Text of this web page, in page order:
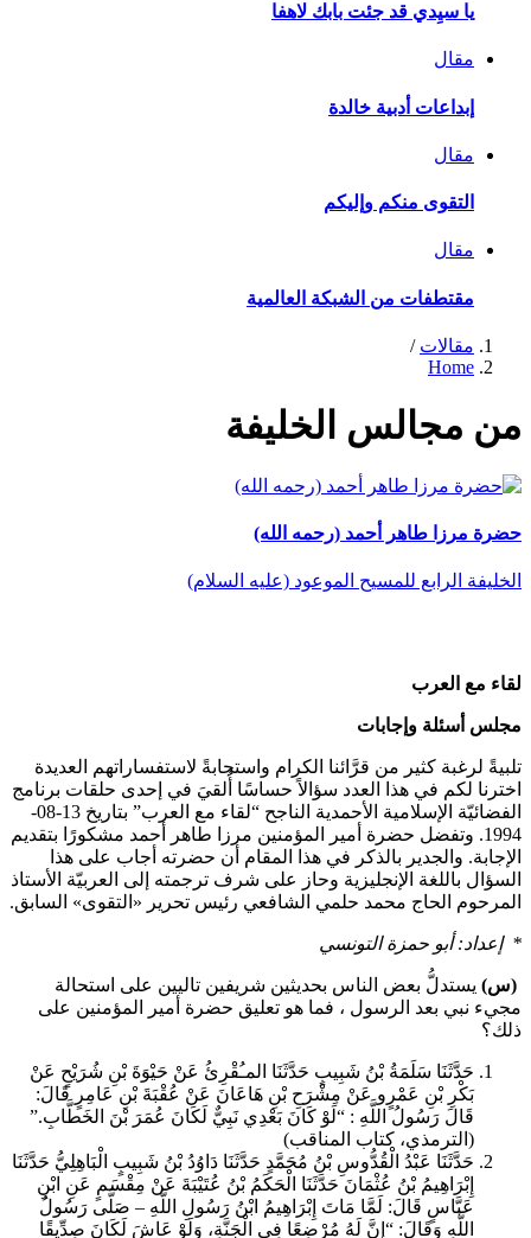
يا سيِدي قد جئت بابك لاهفا
مقال
إبداعات أدبية خالدة
مقال
التقوى منكم وإليكم
مقال
مقتطفات من الشبكة العالمية
مقالات /
Home
من مجالس الخليفة
حضرة مرزا طاهر أحمد (رحمه الله)
الخليفة الرابع للمسيح الموعود (عليه السلام)
لقاء مع العرب
مجلس أسئلة وإجابات
تلبيةً لرغبة كثير من قرَّائنا الكرام واستجابةً لاستفساراتهم العديدة
اخترنا لكم في هذا العدد سؤالاً حساسًا أُلقيَ في إحدى حلقات برنامج
الفضائيّة الإسلامية الأحمدية الناجح “لقاء مع العرب” بتاريخ 13-08-
1994. وتفضل حضرة أمير المؤمنين مرزا طاهر أحمد مشكورًا بتقديم
الإجابة. والجدير بالذكر في هذا المقام أن حضرته أجاب على هذا
السؤال باللغة الإنجليزية وحاز على شرف ترجمته إلى العربيّة الأستاذ
المرحوم الحاج محمد حلمي الشافعي رئيس تحرير «التقوى» السابق.
* إعداد: أبو حمزة التونسي
(س) يستدلُّ بعض الناس بحديثين شريفين تاليين على استحالة
مجيء نبي بعد الرسول ، فما هو تعليق حضرة أمير المؤمنين على
ذلك؟
حَدَّثَنَا سَلَمَةُ بْنُ شَبِيبٍ حَدَّثَنَا المـُقْرِئُ عَنْ حَيْوَةَ بْنِ شُرَيْحٍ عَنْ
بَكْرِ بْنِ عَمْرٍو عَنْ مِشْرَحِ بْنِ هَاعَانَ عَنْ عُقْبَةَ بْنِ عَامِرٍ قَالَ:
قَالَ رَسُولُ اللَّهِ : “لَوْ كَانَ بَعْدِي نَبِيٌّ لَكَانَ عُمَرَ بْنَ الخَطَّابِ.”
(الترمذي، كتاب المناقب)
حَدَّثَنَا عَبْدُ الْقُدُّوسِ بْنُ مُحَمَّدٍ حَدَّثَنَا دَاوُدُ بْنُ شَبِيبٍ الْبَاهِلِيُّ حَدَّثَنَا
إِبْرَاهِيمُ بْنُ عُثْمَانَ حَدَّثَنَا الْحَكَمُ بْنُ عُتَيْبَةَ عَنْ مِقْسَمٍ عَنِ ابْنِ
عَبَّاسٍ قَالَ: لَمَّا مَاتَ إِبْرَاهِيمُ ابْنُ رَسُولِ اللَّهِ – صَلَّى رَسُولُ
اللَّهِ وَقَالَ: “إِنَّ لَهُ مُرْضِعًا فِي الْجَنَّةِ، وَلَوْ عَاشَ لَكَانَ صِدِّيقًا